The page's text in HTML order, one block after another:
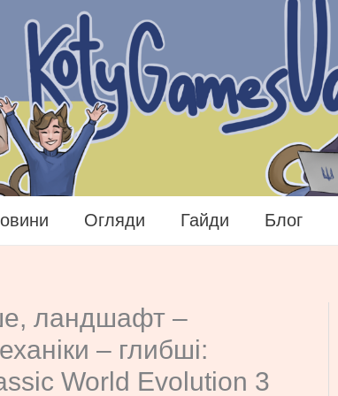
Огляди Гайди Блог
ландшафт –
– глибші:
World Evolution 3